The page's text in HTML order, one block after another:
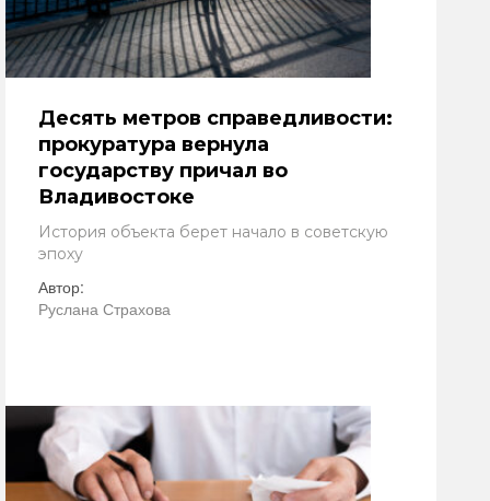
Десять метров справедливости:
прокуратура вернула
государству причал во
Владивостоке
История объекта берет начало в советскую
эпоху
Автор:
Руслана Страхова